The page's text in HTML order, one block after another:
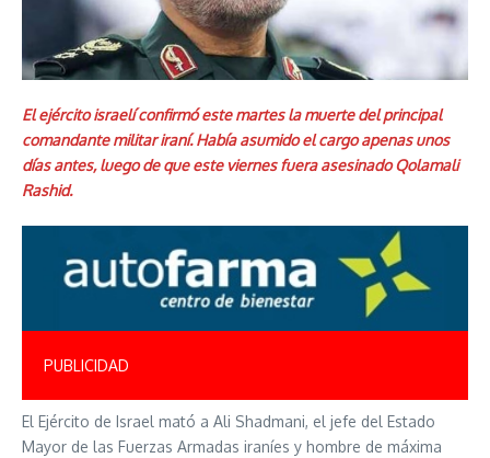
El ejército israelí confirmó este martes la muerte del principal
comandante militar iraní. Había asumido el cargo apenas unos
días antes, luego de que este viernes fuera asesinado Qolamali
Rashid.
PUBLICIDAD
El Ejército de Israel mató a Ali Shadmani, el jefe del Estado
Mayor de las Fuerzas Armadas iraníes y hombre de máxima